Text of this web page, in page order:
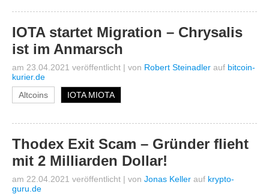
IOTA startet Migration – Chrysalis
ist im Anmarsch
am 23.04.2021 veröffentlicht | von Robert Steinadler auf bitcoin-
kurier.de
Altcoins
IOTA MIOTA
Thodex Exit Scam – Gründer flieht
mit 2 Milliarden Dollar!
am 22.04.2021 veröffentlicht | von Jonas Keller auf krypto-
guru.de